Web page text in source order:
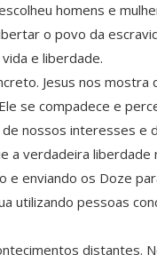
homens e
o povo da
e liberdade.
Jesus nos
se compadece e
de nossos interesses e
verdadeira liberdade
enviando os Doze
utilizando pessoas
distantes.